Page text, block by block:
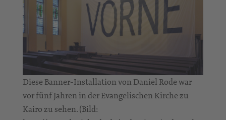
Diese Banner-Installation von Daniel Rode war
vor fünf Jahren in der Evangelischen Kirche zu
Kairo zu sehen. (Bild: